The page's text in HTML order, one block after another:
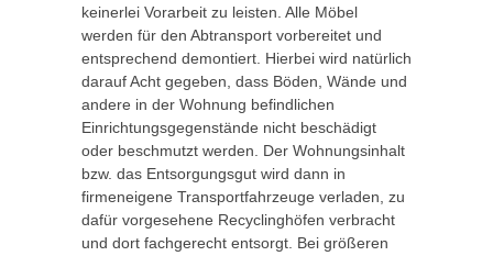
keinerlei Vorarbeit zu leisten. Alle Möbel
werden für den Abtransport vorbereitet und
entsprechend demontiert. Hierbei wird natürlich
darauf Acht gegeben, dass Böden, Wände und
andere in der Wohnung befindlichen
Einrichtungsgegenstände nicht beschädigt
oder beschmutzt werden. Der Wohnungsinhalt
bzw. das Entsorgungsgut wird dann in
firmeneigene Transportfahrzeuge verladen, zu
dafür vorgesehene Recyclinghöfen verbracht
und dort fachgerecht entsorgt. Bei größeren